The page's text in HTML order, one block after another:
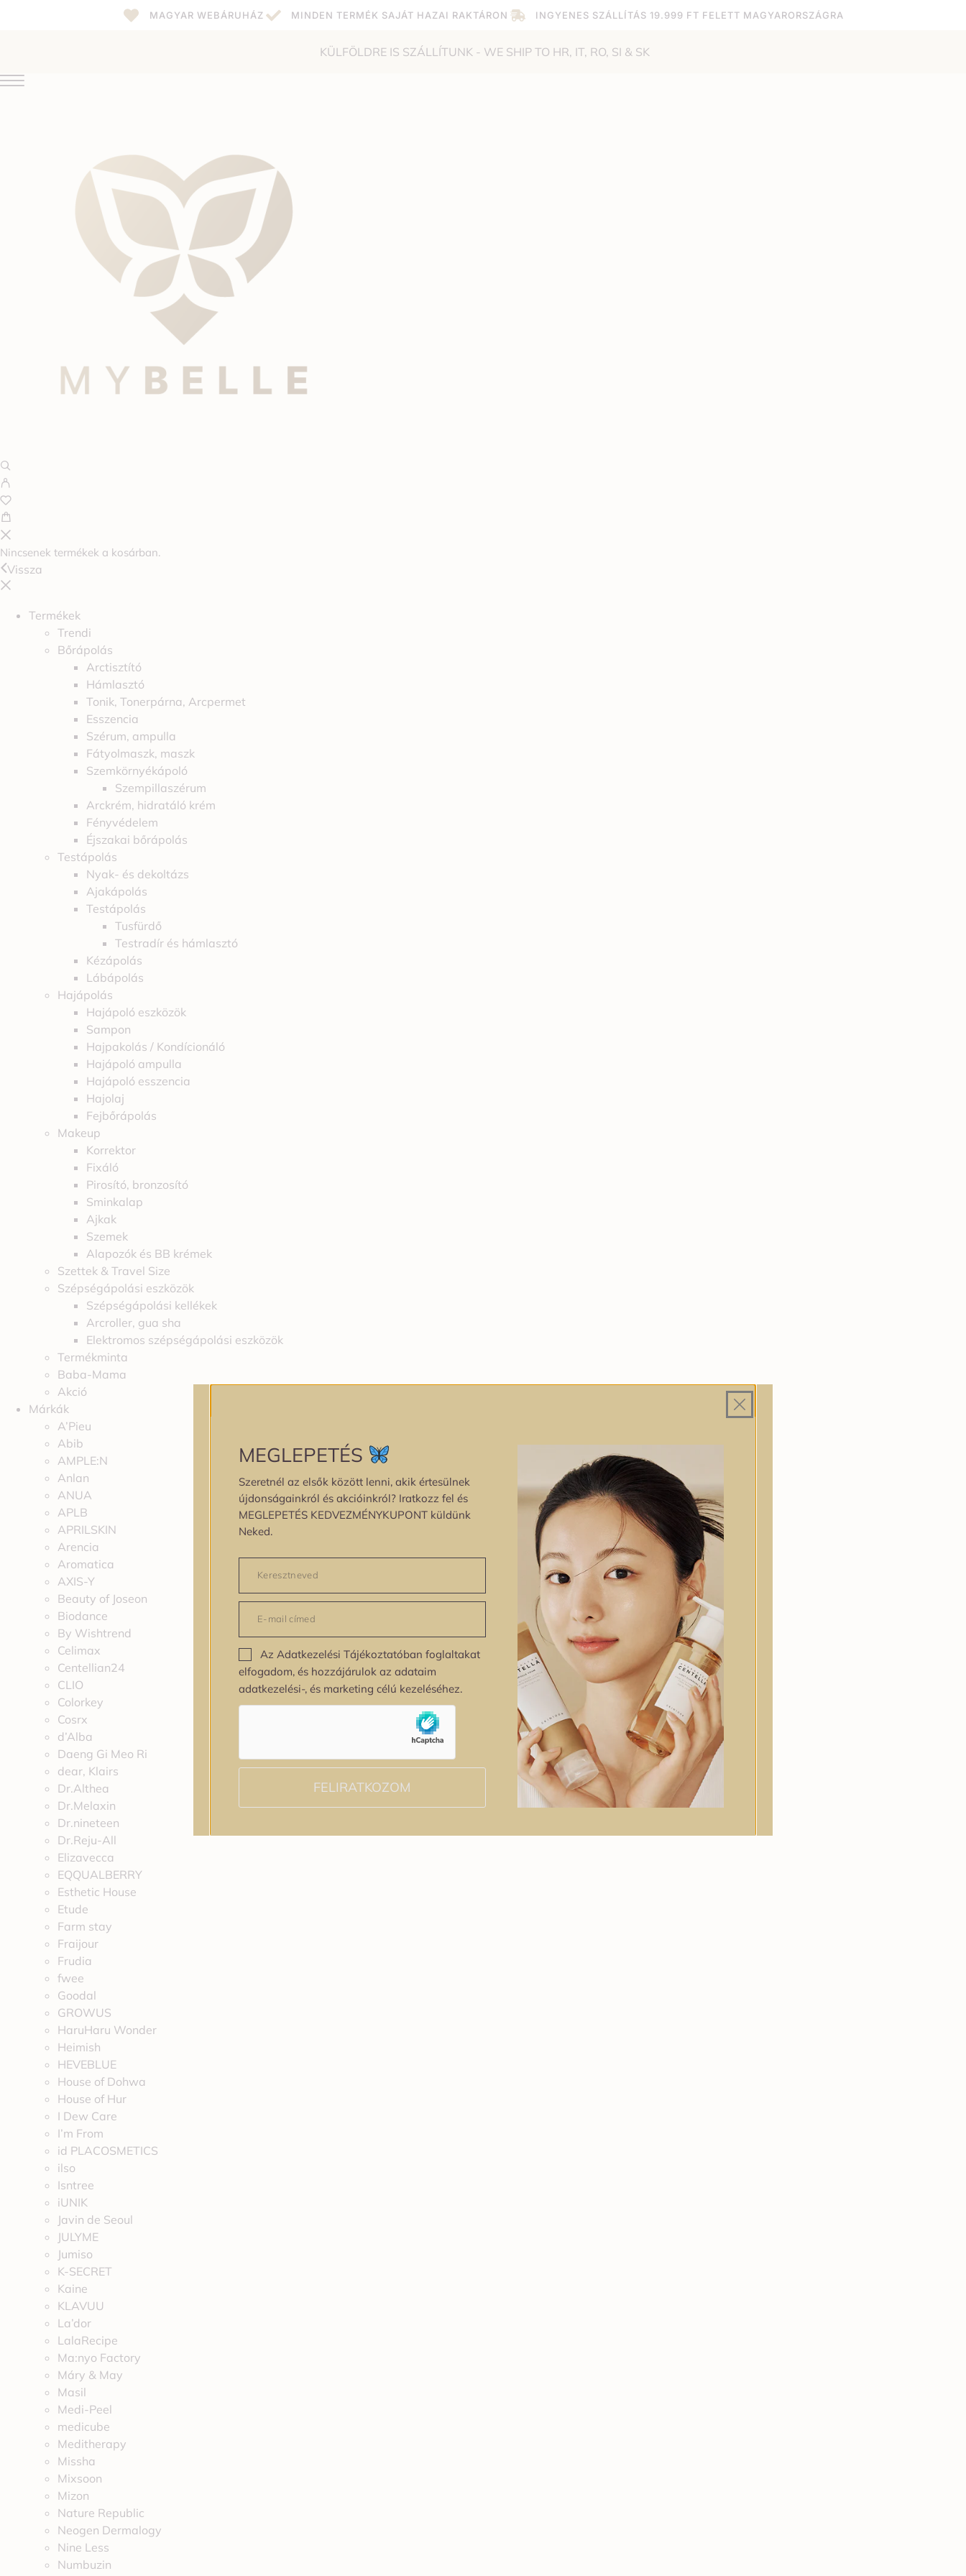
MAGYAR WEBÁRUHÁZ MINDEN TERMÉK SAJÁT HAZAI RAKTÁRON INGYENES SZÁLLÍTÁS 19.999 FT FELETT MAGYARORSZÁGRA
KÜLFÖLDRE IS SZÁLLÍTUNK - WE SHIP TO HR, IT, RO, SI & SK
Nincsenek termékek a kosárban.
Vissza
Termékek
Trendi
Bőrápolás
Arctisztító
Hámlasztó
Tonik, Tonerpárna, Arcpermet
Esszencia
Szérum, ampulla
Fátyolmaszk, maszk
Szemkörnyékápoló
Szempillaszérum
Arckrém, hidratáló krém
Fényvédelem
Éjszakai bőrápolás
Testápolás
Nyak- és dekoltázs
Ajakápolás
Testápolás
Tusfürdő
Testradír és hámlasztó
Kézápolás
Lábápolás
Hajápolás
Hajápoló eszközök
Sampon
Hajpakolás / Kondícionáló
Hajápoló ampulla
Hajápoló esszencia
Hajolaj
Fejbőrápolás
Makeup
Korrektor
Fixáló
Pirosító, bronzosító
Sminkalap
Ajkak
Szemek
Alapozók és BB krémek
Szettek & Travel Size
Szépségápolási eszközök
Szépségápolási kellékek
Arcroller, gua sha
Elektromos szépségápolási eszközök
Termékminta
Baba-Mama
Akció
Márkák
A’Pieu
Abib
AMPLE:N
Anlan
ANUA
APLB
APRILSKIN
Arencia
Aromatica
AXIS-Y
Beauty of Joseon
Biodance
By Wishtrend
Celimax
Centellian24
CLIO
Colorkey
Cosrx
d’Alba
Daeng Gi Meo Ri
dear, Klairs
Dr.Althea
Dr.Melaxin
Dr.nineteen
Dr.Reju-All
Elizavecca
EQQUALBERRY
Esthetic House
Etude
Farm stay
Fraijour
Frudia
fwee
Goodal
GROWUS
HaruHaru Wonder
Heimish
HEVEBLUE
House of Dohwa
House of Hur
I Dew Care
I’m From
id PLACOSMETICS
ilso
Isntree
iUNIK
Javin de Seoul
JULYME
Jumiso
K-SECRET
Kaine
KLAVUU
La’dor
LalaRecipe
Ma:nyo Factory
Máry & May
Masil
Medi-Peel
medicube
Meditherapy
Missha
Mixsoon
Mizon
Nature Republic
Neogen Dermalogy
Nine Less
Numbuzin
MEGLEPETÉS
Szeretnél az elsők között lenni, akik értesülnek
újdonságainkról és akcióinkról? Iratkozz fel és
MEGLEPETÉS KEDVEZMÉNYKUPONT küldünk
Neked.
Az Adatkezelési Tájékoztatóban foglaltakat
elfogadom, és hozzájárulok az adataim
adatkezelési-, és marketing célú kezeléséhez.
FELIRATKOZOM